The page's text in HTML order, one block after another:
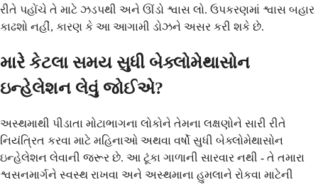
રીતે પહોંચે તે માટે ઝડપથી અને ઊંડો શ્વાસ લો. ઉપકરણમાં શ્વાસ બહાર
કાઢશો નહીં, કારણ કે આ આગામી ડોઝને અસર કરી શકે છે.
મારે કેટલા સમય સુધી બેક્લોમેથાસોન
ઇન્હેલેશન લેવું જોઈએ?
અસ્થમાથી પીડાતા મોટાભાગના લોકોને તેમના લક્ષણોને સારી રીતે
નિયંત્રિત કરવા માટે મહિનાઓ અથવા વર્ષો સુધી બેક્લોમેથાસોન
ઇન્હેલેશન લેવાની જરૂર છે. આ ટૂંકા ગાળાની સારવાર નથી - તે તમારા
શ્વસનમાર્ગને સ્વસ્થ રાખવા અને અસ્થમાના હુમલાને રોકવા માટેની